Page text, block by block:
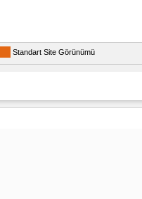
Standart Site Görünümü